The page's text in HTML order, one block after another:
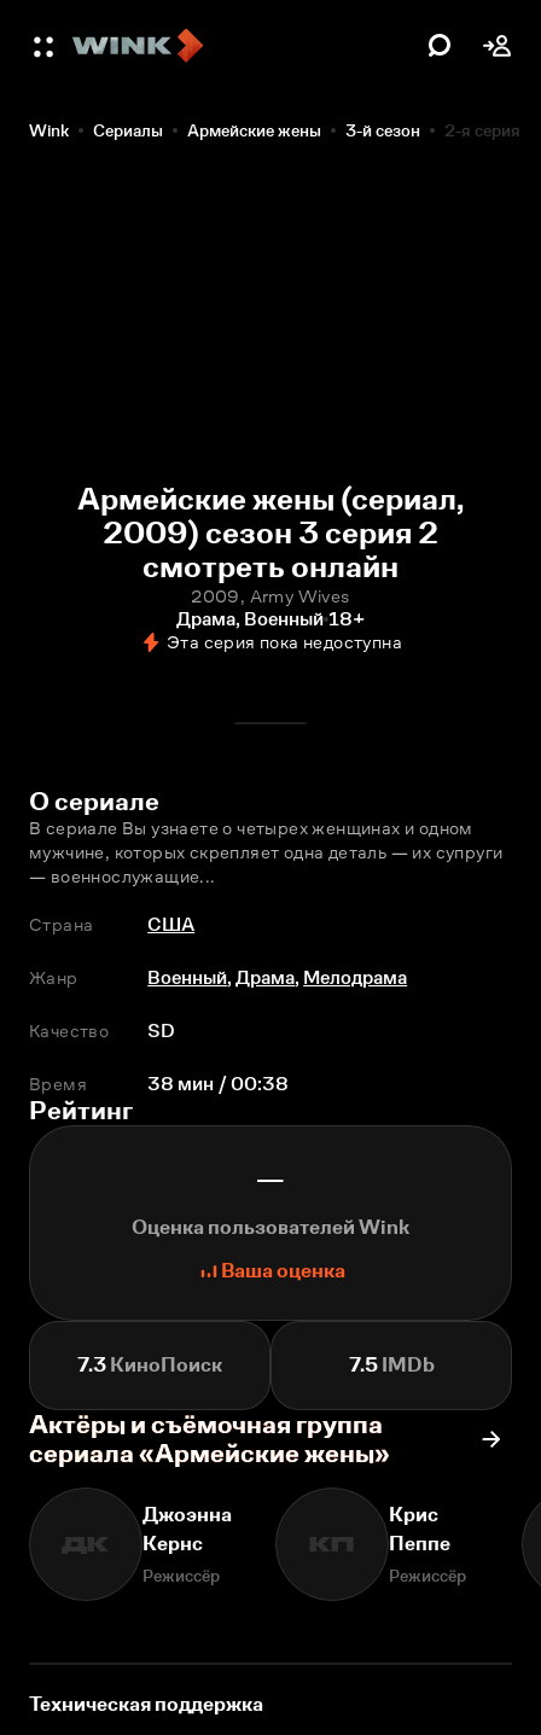
Wink Сериалы Армейские жены 3-й сезон 2-я серия
Армейские жены (сериал,
2009) сезон 3 серия 2
смотреть онлайн
2009, Army Wives
Драма, Военный 18+
Эта серия пока недоступна
О сериале
В сериале Вы узнаете о четырех женщинах и одном
мужчине, которых скрепляет одна деталь — их супруги
— военнослужащие...
Страна США
Жанр Военный,Драма, Мелодрама
Качество SD
Время 38 мин / 00:38
Рейтинг
—
Оценка пользователей Wink
Ваша оценка
7.3 КиноПоиск 7.5IMDb
Актёры и съёмочная группа
сериала «Армейские жены»
ДК
Джоэнна
Кернс
Режиссёр
КП
Крис
Пеппе
Режиссёр
Техническая поддержка